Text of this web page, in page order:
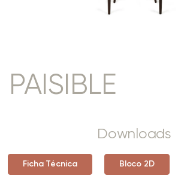
PAISIBLE
Downloads
Ficha Técnica Bloco 2D